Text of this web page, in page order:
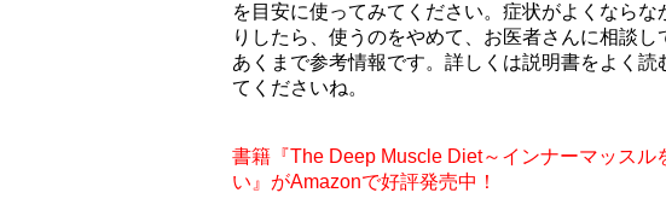
を目安に使ってみてください。症状がよくなら
りしたら、使うのをやめて、お医者さんに相談
あくまで参考情報です。詳しくは説明書をよく読
てくださいね。
書籍『The Deep Muscle Diet～インナーマッスル
い』がAmazonで好評発売中！